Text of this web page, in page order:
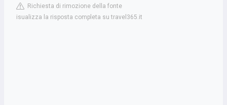
Richiesta di rimozione della fonte
isualizza la risposta completa su travel365.it